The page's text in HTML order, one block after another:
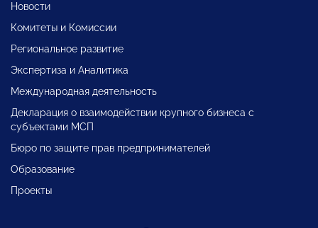
Новости
Комитеты и Комиссии
Региональное развитие
Экспертиза и Аналитика
Международная деятельность
Декларация о взаимодействии крупного бизнеса с
субъектами МСП
Бюро по защите прав предпринимателей
Образование
Проекты